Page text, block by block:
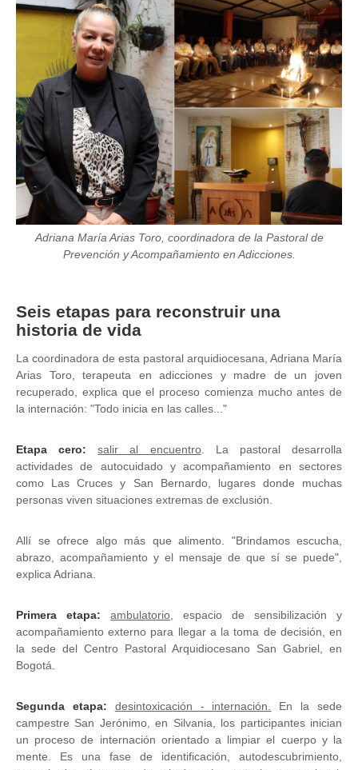
Adriana María Arias Toro, coordinadora de la Pastoral de
Prevención y Acompañamiento en Adicciones.
Seis etapas para reconstruir una
historia de vida
La coordinadora de esta pastoral arquidiocesana, Adriana María
Arias Toro, terapeuta en adicciones y madre de un joven
recuperado, explica que el proceso comienza mucho antes de
la internación: "Todo inicia en las calles..."
Etapa cero: salir al encuentro. La pastoral desarrolla
actividades de autocuidado y acompañamiento en sectores
como Las Cruces y San Bernardo, lugares donde muchas
personas viven situaciones extremas de exclusión.
Allí se ofrece algo más que alimento. "Brindamos escucha,
abrazo, acompañamiento y el mensaje de que sí se puede",
explica Adriana.
Primera etapa: ambulatorio , espacio de sensibilización y
acompañamiento externo para llegar a la toma de decisión, en
la sede del Centro Pastoral Arquidiocesano San Gabriel, en
Bogotá.
Segunda etapa: desintoxicación - internación.
En la sede
campestre San Jerónimo, en Silvania, los participantes inician
un proceso de internación orientado a limpiar el cuerpo y la
mente. Es una fase de identificación, autodescubrimiento,